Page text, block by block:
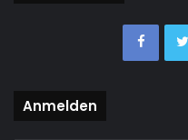
Anmelden